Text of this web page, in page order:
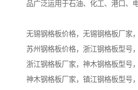
品广泛运用于石油、化工、港口、
无锡钢格板价格，无锡钢格板厂家
苏州钢格板价格，浙江钢格板型号
浙江钢格板厂家，神木钢格板型号
神木钢格板厂家，镇江钢格板型号